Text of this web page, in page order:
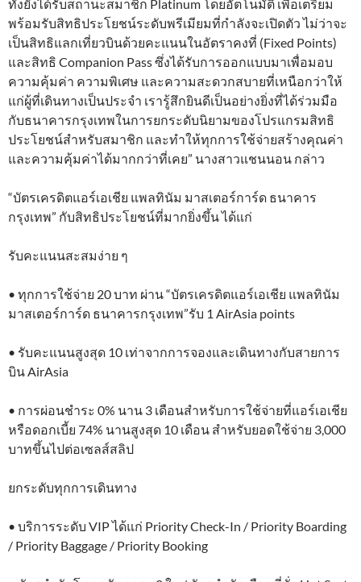
ทั้งยังได้รับสถานะสมาชิก Platinum โดยอัตโนมัติ เพื่อเตรียม
พร้อมรับสิทธิประโยชน์ระดับพรีเมียมที่กำลังจะเปิดตัว ไม่ว่าจะ
เป็นสิทธิแลกเที่ยวบินด้วยคะแนนในอัตราคงที่ (Fixed Points)
และสิทธิ Companion Pass ซึ่งได้รับการออกแบบมาเพื่อมอบ
ความคุ้มค่า ความพิเศษ และความสะดวกสบายที่เหนือกว่าให้
แก่ผู้ที่เดินทางเป็นประจำ เรารู้สึกยินดีเป็นอย่างยิ่งที่ได้ร่วมมือ
กับธนาคารกรุงเทพในการยกระดับนิยามของโปรแกรมสิทธิ
ประโยชน์สำหรับสมาชิก และทำให้ทุกการใช้จ่ายสร้างคุณค่า
และความคุ้มค่าได้มากกว่าที่เคย” นางสาวแชนนอน กล่าว
“บัตรเครดิตแอร์เอเชีย แพลทินัม มาสเตอร์การ์ด ธนาคาร
กรุงเทพ” กับสิทธิประโยชน์ที่มากยิ่งขึ้น ได้แก่
รับคะแนนสะสมง่าย ๆ
• ทุกการใช้จ่าย 20 บาท ผ่าน “บัตรเครดิตแอร์เอเชีย แพลทินัม
มาสเตอร์การ์ด ธนาคารกรุงเทพ”รับ 1 AirAsia points
• รับคะแนนสูงสุด 10 เท่าจากการจองและเดินทางกับสายการ
บิน AirAsia
• การผ่อนชำระ 0% นาน 3 เดือนสำหรับการใช้จ่ายที่แอร์เอเชีย
หรือดอกเบี้ย 74% นานสูงสุด 10 เดือน สำหรับยอดใช้จ่าย 3,000
บาทขึ้นไปต่อเซลส์สลิป
ยกระดับทุกการเดินทาง
• บริการระดับ VIP ได้แก่ Priority Check-In / Priority Boarding
/ Priority Baggage / Priority Booking